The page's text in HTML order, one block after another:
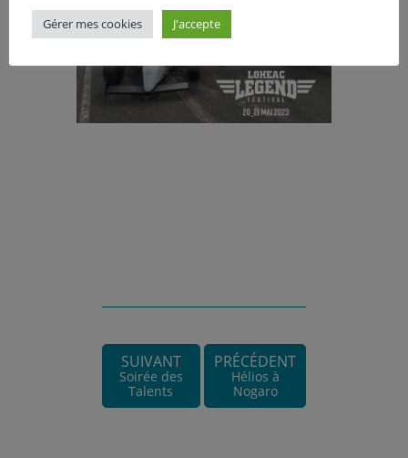
SUIVANT
Soirée des
Talents
PRÉCÉDENT
Hélios à
Nogaro
Gérer mes cookies J'accepte